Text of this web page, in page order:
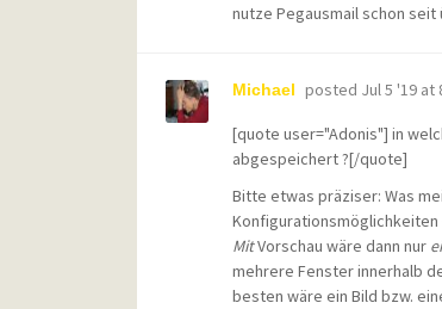
nutze Pegausmail schon seit
Michael posted Jul 5 '19 at
[quote user="Adonis"] in
abgespeichert ?[/quote]
Bitte etwas präziser: Was
Konfigurationsmöglichkeiten
MitVorschau wäre dann nur
mehrere Fenster innerhalb
besten wäre ein Bild bzw.